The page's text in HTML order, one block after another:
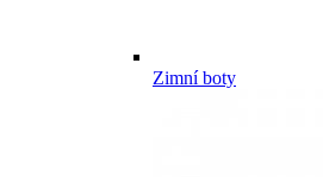
Zimní boty